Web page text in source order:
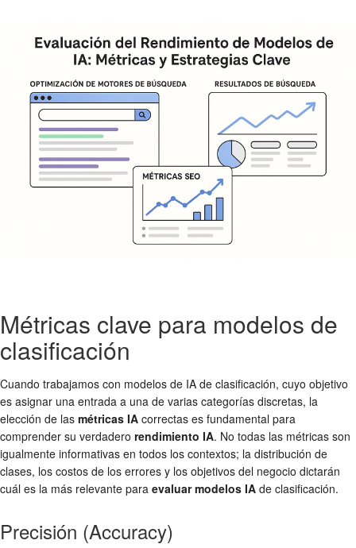
Métricas clave para modelos de
clasificación
Cuando trabajamos con modelos de IA de clasificación, cuyo objetivo
es asignar una entrada a una de varias categorías discretas, la
elección de las métricas IA correctas es fundamental para
comprender su verdadero rendimiento IA. No todas las métricas son
igualmente informativas en todos los contextos; la distribución de
clases, los costos de los errores y los objetivos del negocio dictarán
cuál es la más relevante para evaluar modelos IA de clasificación.
Precisión (Accuracy)